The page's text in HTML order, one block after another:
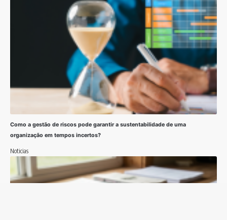
Como a gestão de riscos pode garantir a sustentabilidade de uma
organização em tempos incertos?
Noticias